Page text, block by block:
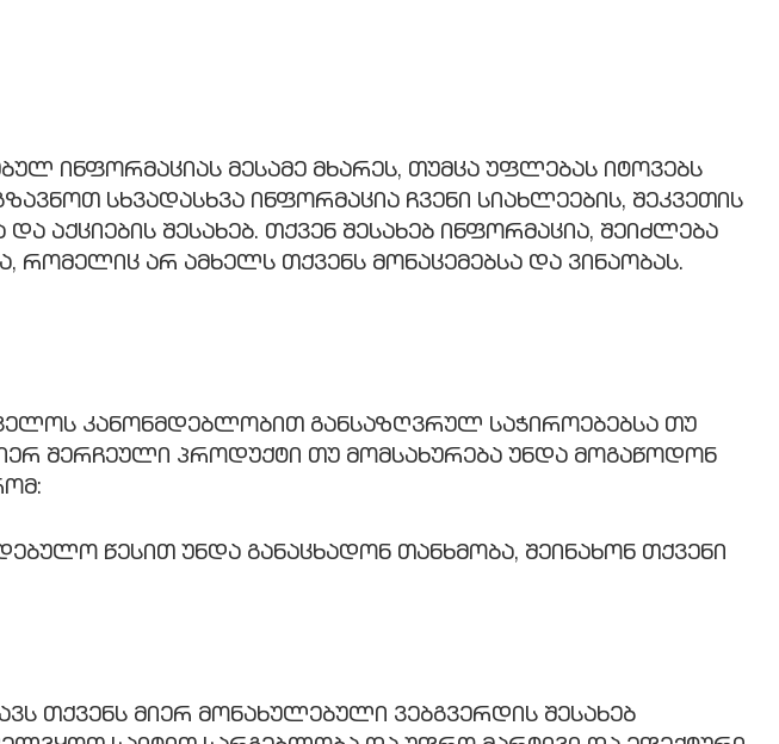
ინფორმაციას მესამე მხარეს, თუმცა უფლებას იტოვებს
სხვადასხვა ინფორმაცია ჩვენი სიახლეების, შეკვეთის
აქციების შესახებ. თქვენ შესახებ ინფორმაცია, შეიძლება
რომელიც არ ამხელს თქვენს მონაცემებსა და ვინაობას.
კანონმდებლობით განსაზღვრულ საჭიროებებსა თუ
შერჩეული პროდუქტი თუ მომსახურება უნდა მოგაწოდონ
წესით უნდა განაცხადონ თანხმობა, შეინახონ თქვენი
თქვენს მიერ მონახულებული ვებგვერდის შესახებ